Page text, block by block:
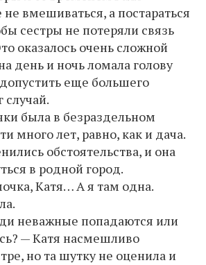
вмешиваться, а постараться
сестры не потеряли связь
оказалось очень сложной
день и ночь ломала голову
еще большего
случай.
была в безраздельном
много лет, равно, как и дача.
обстоятельства, и она
в родной город.
Катя… А я там одна.
неважные попадаются или
— Катя насмешливо
но та шутку не оценила и